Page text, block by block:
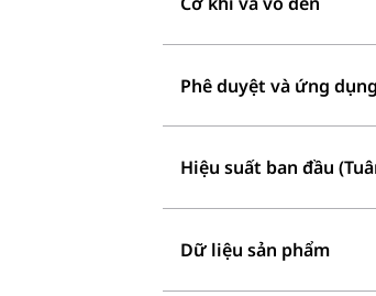
Phê duyệt và ứng dụng
Hiệu suất ban đầu
Dữ liệu sản phẩm